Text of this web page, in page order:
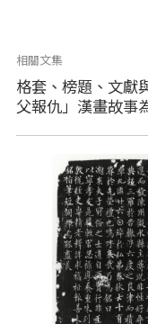
相關文集
格套、榜題、文獻
父報仇」漢畫故事